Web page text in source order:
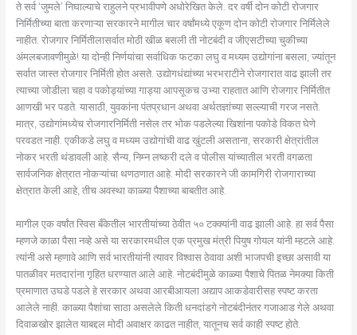
ते सर्व ‘जुमले’ निघाल्याचे राहुलने प्रभावीपणे अधोरेखित केले. दर वर्षी दोन कोटी रोजगार
निर्मितीच्या बाता करणाऱ्या सरकारने मागील चार वर्षांमध्ये एकूण दोन कोटी रोजगार निर्मिलेले
नाहीत. रोजगार निर्मितीलासर्वात मोठी खीळ बसली ती नोटबंदी व जीएसटीच्या चुकीच्या
अंमलबजावणीमुळे! या दोन्ही निर्णयांचा सर्वाधिक फटका लघु व मध्यम उद्योगांना बसला, ज्यांतून
सर्वात जास्त रोजगार निर्मिती होत असते. उद्योगधंद्यांच्या भरभराटीने रोजगारात वाढ झाली तर
त्याच्या जोडीला चहा व पकोड्यांच्या गाड्या आपसूकच उभ्या राहतात आणि रोजगार निर्मितीत
आणखी भर पडते. यासाठी, युवकांना पंतप्रधान अथवा अर्थतज्ञांच्या सल्ल्याची गरज नसते.
मात्र, उद्योगांमध्येच रोजगारनिर्मिती नसेल तर भोक पडलेल्या खिशांना पकोडे विकत घेणे
परवडत नाही. एकीकडे लघु व मध्यम उद्योगांची वाढ खुंटली असताना, सरकारी क्षेत्रांतील
नोकर भरती थंडावली आहे. सैन्य, निम्न लष्करी दले व पोलीस यांच्यातील भरती वगळता
सार्वजनिक क्षेत्रात नोकऱ्यांचा थणठणात आहे. मोदी सरकारने जी कामगिरी रोजगाराच्या
क्षेत्रात केली आहे, तीच अवस्था काळ्या पैशाच्या बाबतीत आहे.
मागील एक वर्षांत स्विस बँकेतील भारतीयांच्या ठेवीत ५० टक्क्यांनी वाढ झाली आहे. हा सर्व पैसा
म्हणजे काळा पैसा नव्हे असे या सरकारमधील एक प्रमुख मंत्री पियुष गोयल यांनी म्हटले आहे.
त्यांनी असे म्हणावे आणि सर्व भारतीयांनी त्यावर विश्वास ठेवावा अशी भाजपची इच्छा असावी या
पातळीवर मतदारांना गृहित धरण्यात आले आहे. नोटबंदीमुळे काळ्या पैशाचे पितळ नेमक्या किती
प्रमाणात उघडे पडले हे सरकार अथवा आरबीआयला अद्याप आकडेवारीसह स्पष्ट करता
आलेले नाही. काळ्या पैशांचा साठा असलेले किती धनदांडगे नोटबंदीनंतर गजाआड गेले अथवा
दिवाळखोर झालेत याबद्दल मोदी अवाक्षर काढत नाहीत, यातूनच सर्व काही स्पष्ट होते.